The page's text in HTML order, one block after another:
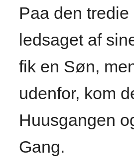
Paa den
ledsaget af
fik en Søn,
udenfor, kom
Huusgangen
Gang.